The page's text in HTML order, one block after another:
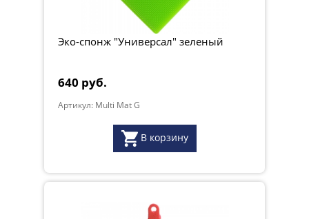
Эко-спонж "Универсал" зеленый
640 руб.
Артикул: Multi Mat G
В корзину